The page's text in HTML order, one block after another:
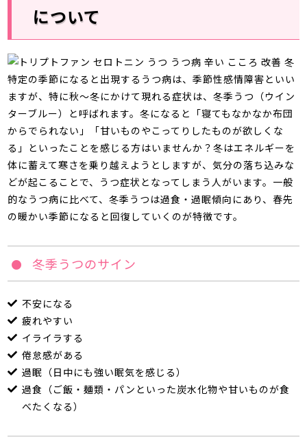
について
特定の季節になると出現するうつ病は、季節性感情障害といい
ますが、特に秋～冬にかけて現れる症状は、冬季うつ（ウイン
ターブルー）と呼ばれます。冬になると「寝てもなかなか布団
からでられない」「甘いものやこってりしたものが欲しくな
る」といったことを感じる方はいませんか？冬はエネルギーを
体に蓄えて寒さを乗り越えようとしますが、気分の落ち込みな
どが起こることで、うつ症状となってしまう人がいます。一般
的なうつ病に比べて、冬季うつは過食・過眠傾向にあり、春先
の暖かい季節になると回復していくのが特徴です。
冬季うつのサイン
不安になる
疲れやすい
イライラする
倦怠感がある
過眠（日中にも強い眠気を感じる）
過食（ご飯・麺類・パンといった炭水化物や甘いものが食
べたくなる）